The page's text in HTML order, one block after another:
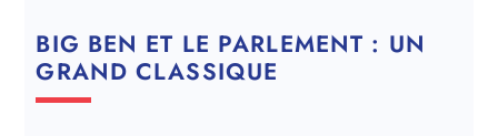
BIG BEN ET LE PARLEMENT : UN
GRAND CLASSIQUE